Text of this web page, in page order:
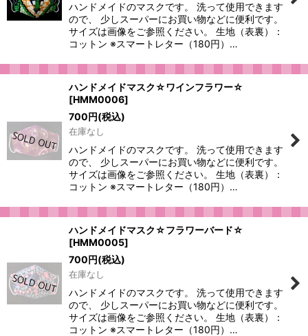
ハンドメイドのマスクです。 洗って使用できます
ので、 少しスーパーにお買い物などに便利です。
サイズは画像をご参照ください。 生地（表裏）：
コットン ※スマートレター（180円）…
ハンドメイドマスク☆ワインフラワー☆
[HMM0006]
700円(税込)
在庫なし
ハンドメイドのマスクです。 洗って使用できます
ので、 少しスーパーにお買い物などに便利です。
サイズは画像をご参照ください。 生地（表裏）：
コットン ※スマートレター（180円）…
ハンドメイドマスク☆フラワーバード☆
[HMM0005]
700円(税込)
在庫なし
ハンドメイドのマスクです。 洗って使用できます
ので、 少しスーパーにお買い物などに便利です。
サイズは画像をご参照ください。 生地（表裏）：
コットン ※スマートレター（180円）…